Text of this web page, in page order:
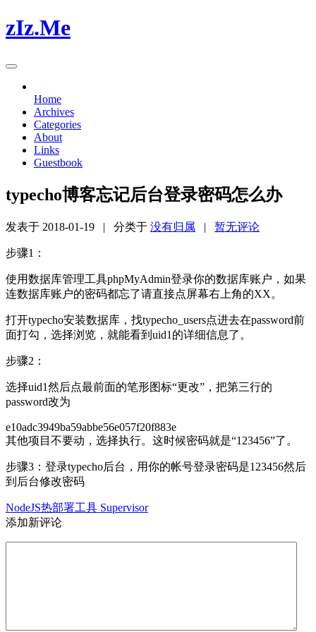
zIz.Me
Home
Archives
Categories
About
Links
Guestbook
typecho博客忘记后台登录密码怎么办
发表于 2018-01-19 | 分类于 没有归属 | 暂无评论
步骤1：
使用数据库管理工具phpMyAdmin登录你的数据库账户，如果
连数据库账户的密码都忘了请直接点屏幕右上角的XX。
打开typecho安装数据库，找typecho_users点进去在password前
面打勾，选择浏览，就能看到uid1的详细信息了。
步骤2：
选择uid1然后点最前面的笔形图标“更改”，把第三行的
password改为
e10adc3949ba59abbe56e057f20f883e
其他项目不要动，选择执行。这时候密码就是“123456”了。
步骤3：登录typecho后台，用你的帐号登录密码是123456然后
到后台修改密码
NodeJS热部署工具 Supervisor
添加新评论